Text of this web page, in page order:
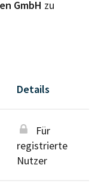
GmbH zu
Details
Für
registrierte
Nutzer